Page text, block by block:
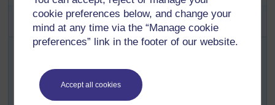
cookie preferences below, and change your
mind at any time via the “Manage cookie
preferences” link in the footer of our website.
Accept all cookies
Activité 1 : Se préparer à enseigner
un cours sur le VIH et le SIDA
Préparez-vous en faisant des recherches sur ce que
dont vous allez enseigner ce sujet à vos élèves. (La
Ressource 1 : Le VIH et le SIDA en Afrique
informations et des liens Internet utiles que vous pourrez